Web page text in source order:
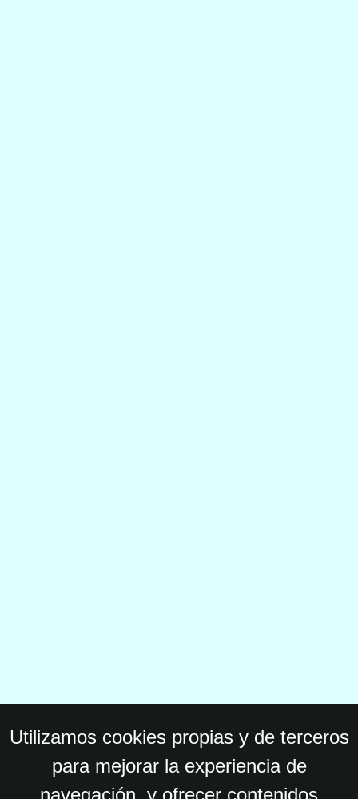
Utilizamos cookies propias y de terceros
para mejorar la experiencia de
navegación, y ofrecer contenidos